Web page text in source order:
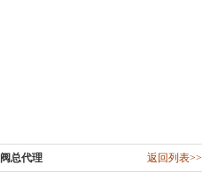
总代理 返回列表>>